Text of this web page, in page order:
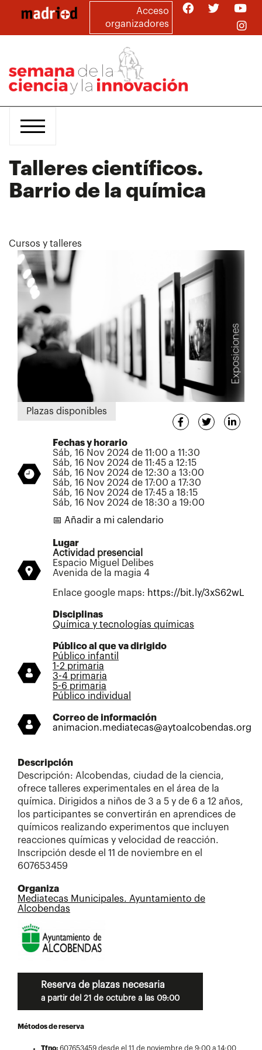
Acceso
organizadores
Talleres científicos.
Barrio de la química
Cursos y talleres
Plazas disponibles
Fechas y horario
Sáb, 16 Nov 2024 de 11:00 a 11:30
Sáb, 16 Nov 2024 de 11:45 a 12:15
Sáb, 16 Nov 2024 de 12:30 a 13:00
Sáb, 16 Nov 2024 de 17:00 a 17:30
Sáb, 16 Nov 2024 de 17:45 a 18:15
Sáb, 16 Nov 2024 de 18:30 a 19:00
📅 Añadir a mi calendario
Lugar
Actividad presencial
Espacio Miguel Delibes
Avenida de la magia 4
Enlace google maps: https://bit.ly/3xS62wL
Disciplinas
Química y tecnologías químicas
Público al que va dirigido
Público infantil
1-2 primaria
3-4 primaria
5-6 primaria
Público individual
Correo de información
animacion.mediatecas@aytoalcobendas.org
Descripción
Descripción: Alcobendas, ciudad de la ciencia,
ofrece talleres experimentales en el área de la
química. Dirigidos a niños de 3 a 5 y de 6 a 12 años,
los participantes se convertirán en aprendices de
químicos realizando experimentos que incluyen
reacciones químicas y velocidad de reacción.
Inscripción desde el 11 de noviembre en el
607653459
Organiza
Mediatecas Municipales. Ayuntamiento de
Alcobendas
Reserva de plazas necesaria
a partir del 21 de octubre a las 09:00
Métodos de reserva
Tfno: 607653459 desde el 11 de noviembre de 9:00 a 14:00